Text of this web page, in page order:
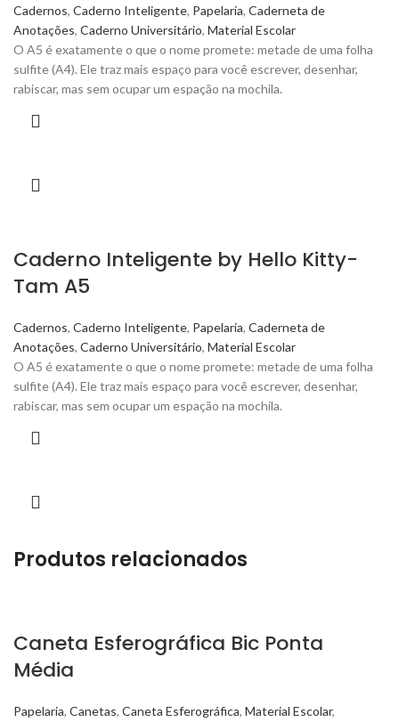
Cadernos, Caderno Inteligente, Papelaria, Caderneta de
Anotações, Caderno Universitário, Material Escolar
O A5 é exatamente o que o nome promete: metade de uma folha
sulfite (A4). Ele traz mais espaço para você escrever, desenhar,
rabiscar, mas sem ocupar um espação na mochila.
Caderno Inteligente by Hello Kitty-
Tam A5
Cadernos, Caderno Inteligente, Papelaria, Caderneta de
Anotações, Caderno Universitário, Material Escolar
O A5 é exatamente o que o nome promete: metade de uma folha
sulfite (A4). Ele traz mais espaço para você escrever, desenhar,
rabiscar, mas sem ocupar um espação na mochila.
Produtos relacionados
Caneta Esferográfica Bic Ponta
Média
Papelaria, Canetas, Caneta Esferográfica, Material Escolar,